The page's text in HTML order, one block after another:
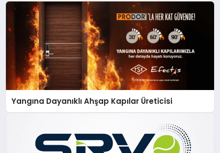
Yangına Dayanıklı Ahşap Kapılar Üreticisi